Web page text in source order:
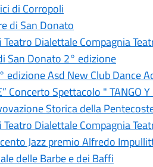
di Corropoli
di San Donato
Dialettale Compagnia
San Donato 2° edizione
Asd New Club Dance
Concerto Spettacolo " TANGO
Storica della
Dialettale Compagnia
Jazz premio Alfredo
delle Barbe e dei Baffi